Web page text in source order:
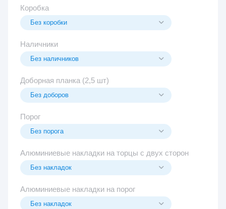
Коробка
Наличники
Доборная планка (2,5 шт)
Порог
Алюминиевые накладки на торцы с двух сторон
Алюминиевые накладки на порог